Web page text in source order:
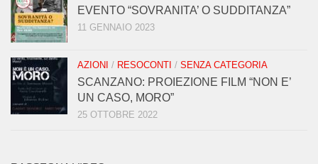
EVENTO “SOVRANITA’ O SUDDITANZA”
11 GENNAIO 2023
AZIONI / RESOCONTI / SENZA CATEGORIA
SCANZANO: PROIEZIONE FILM “NON E’
UN CASO, MORO”
25 OTTOBRE 2022